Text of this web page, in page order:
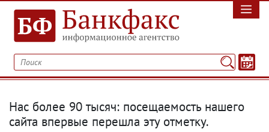
Нас более 90 тысяч: посещаемость нашего
сайта впервые перешла эту отметку.